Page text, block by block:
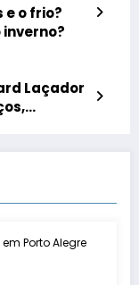
o frio?
Laçador